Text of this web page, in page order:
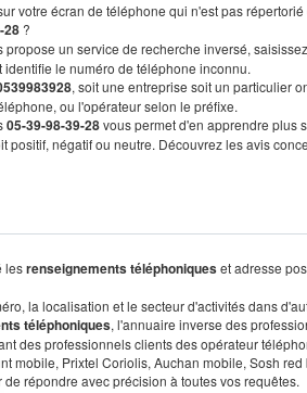
votre écran de téléphone qui n'est pas
28 ?
un service de recherche inversé,
le numéro de téléphone inconnu.
, soit une entreprise soit un particulier
ou l'opérateur selon le préfixe.
05-39-98-39-28vous permet d'en apprendre plus
positif, négatif ou neutre. Découvrez les avis
lesrenseignements téléphoniqueset adresse
la localisation et le secteur d'activités dans
téléphoniques, l'annuaire inverse des
des professionnels clients des opérateur
mobile, Prixtel Coriolis, Auchan mobile, Sosh red
répondre avec précision à toutes vos requêtes.